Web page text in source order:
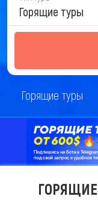
Горящие туры
Горящие туры